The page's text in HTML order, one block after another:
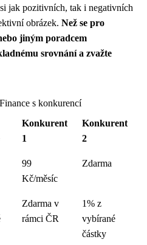
jak pozitivních, tak i negativních
obrázek. Než se pro
jiným poradcem
srovnání a zvažte
s konkurencí
Konkurent
1
Konkurent
2
99
Kč/měsíc
Zdarma
Zdarma v
rámci ČR
1% z
vybírané
částky